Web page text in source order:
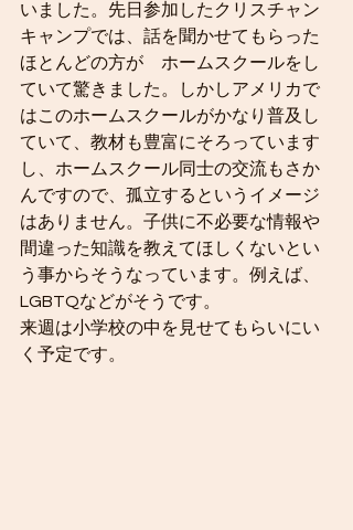
いました。先日参加したクリスチャン
キャンプでは、話を聞かせてもらった
ほとんどの方が　ホームスクールをし
ていて驚きました。しかしアメリカで
はこのホームスクールがかなり普及し
ていて、教材も豊富にそろっています
し、ホームスクール同士の交流もさか
んですので、孤立するというイメージ
はありません。子供に不必要な情報や
間違った知識を教えてほしくないとい
う事からそうなっています。例えば、
LGBTQなどがそうです。
来週は小学校の中を見せてもらいにい
く予定です。